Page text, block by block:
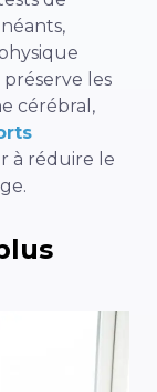
les
cérébral,
à réduire le